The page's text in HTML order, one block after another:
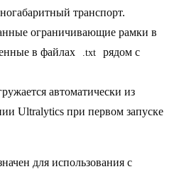
транспорт.
ограничивающие рамки в
в файлах
.txt
рядом с
автоматически из
Ultralytics при первом запуске
для использования с